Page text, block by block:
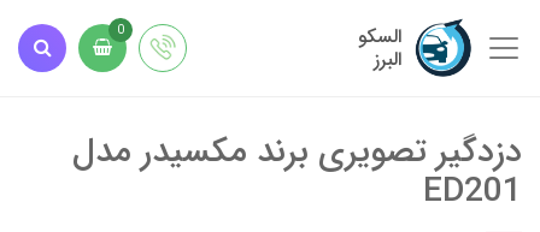
السکو
البرز
0
دزدگیر تصویری برند مکسیدر مدل
ED201